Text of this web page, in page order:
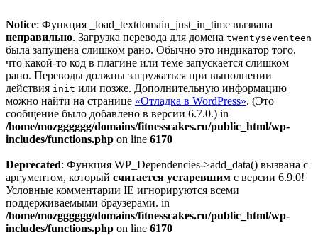
Notice: Функция _load_textdomain_just_in_time вызвана
неправильно. Загрузка перевода для домена twentyseventeen
была запущена слишком рано. Обычно это индикатор того,
что какой-то код в плагине или теме запускается слишком
рано. Переводы должны загружаться при выполнении
действия init или позже. Дополнительную информацию
можно найти на странице «Отладка в WordPress». (Это
сообщение было добавлено в версии 6.7.0.) in
/home/mozgggggg/domains/fitnesscakes.ru/public_html/wp-
includes/functions.php on line 6170
Deprecated: Функция WP_Dependencies->add_data() вызвана с
аргументом, который считается устаревшим с версии 6.9.0!
Условные комментарии IE игнорируются всеми
поддерживаемыми браузерами. in
/home/mozgggggg/domains/fitnesscakes.ru/public_html/wp-
includes/functions.php on line 6170